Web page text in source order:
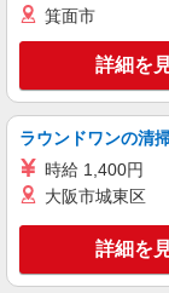
箕面市
詳細を
ラウンドワンの清
時給 1,400円
大阪市城東区
詳細を